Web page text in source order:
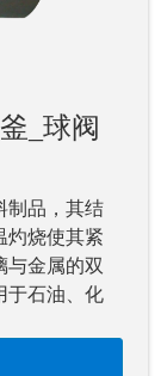
_球阀
制品，其结
灼烧使其紧
与金属的双
于石油、化